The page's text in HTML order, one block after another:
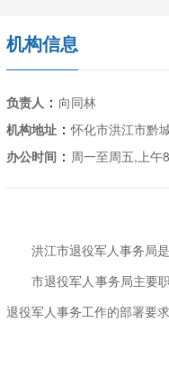
机构信息
负责人 ： 向同林
机构地址 ：怀化市洪江市黔
办公时间 ： 周一至周五,上午
洪江市退役军人事务局
市退役军人事务局主要
退役军人事务工作的部署要